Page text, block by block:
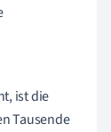
ist die
Tausende